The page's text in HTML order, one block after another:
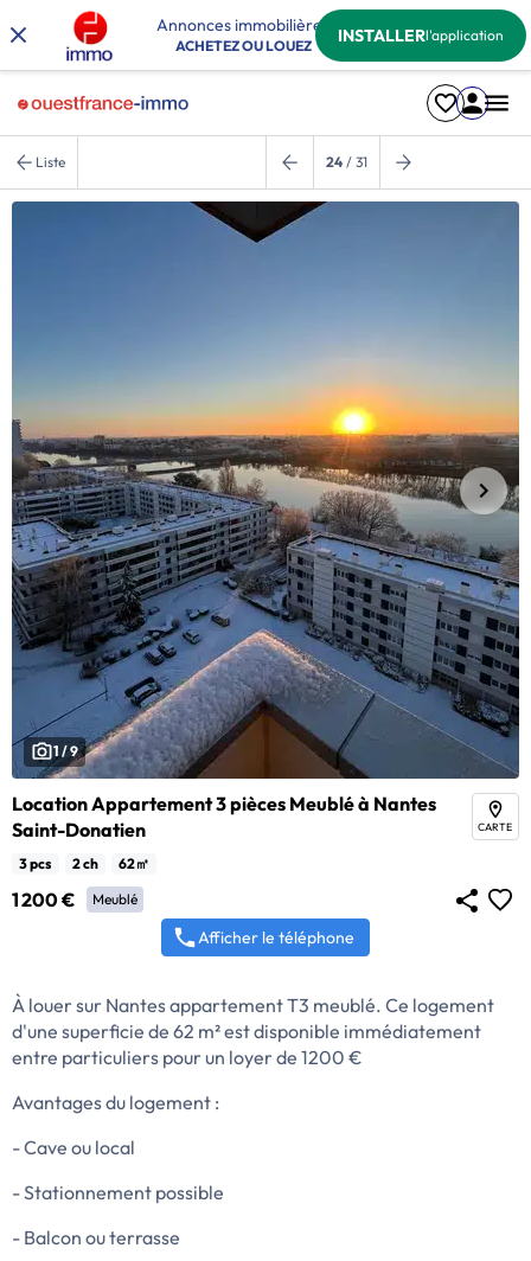
Annonces immobilières
ACHETEZ OU LOUEZ INSTALLERl'application
Liste 24 / 31
1 / 9
Location Appartement 3 pièces Meublé à Nantes
Saint-Donatien
CARTE
3 pcs 2 ch 62㎡
1 200 € Meublé
Afficher le téléphone
À louer sur Nantes appartement T3 meublé. Ce logement
d'une superficie de 62 m² est disponible immédiatement
entre particuliers pour un loyer de 1200 €
Avantages du logement :
- Cave ou local
- Stationnement possible
- Balcon ou terrasse